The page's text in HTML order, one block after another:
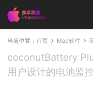
当前位置： 首页 Mac软件
coconutBattery
用户设计的电池监